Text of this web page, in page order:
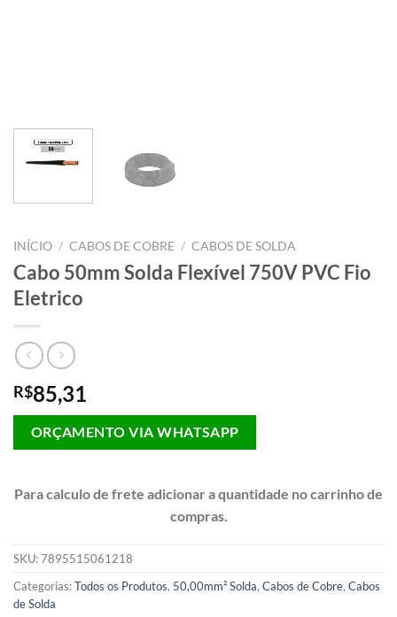
INÍCIO / CABOS DE COBRE / CABOS DE SOLDA
Cabo 50mm Solda Flexível 750V PVC Fio
Eletrico
R$85,31
ORÇAMENTO VIA WHATSAPP
Para calculo de frete adicionar a quantidade no carrinho de
compras.
SKU:7895515061218
Categorias:Todos os Produtos, 50,00mm² Solda, Cabos de Cobre, Cabos
de Solda